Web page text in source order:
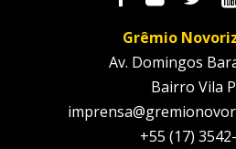
Grêmio
Av. Domingos
Bairro Vila
+55 (17)